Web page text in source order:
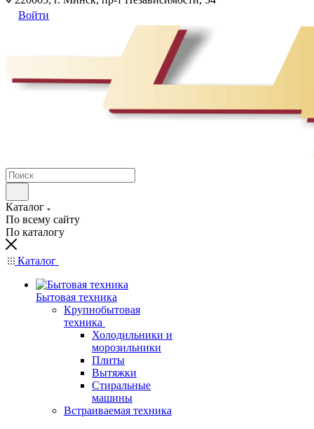
Войти
Каталог
По всему сайту
По каталогу
Каталог
Бытовая техника
Крупнобытовая
техника
Холодильники и
морозильники
Плиты
Вытяжки
Стиральные
машины
Встраиваемая техника